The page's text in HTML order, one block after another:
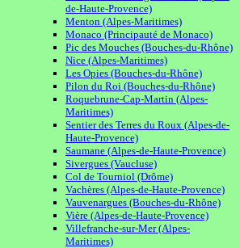
de-Haute-Provence)
Menton (Alpes-Maritimes)
Monaco (Principauté de Monaco)
Pic des Mouches (Bouches-du-Rhône)
Nice (Alpes-Maritimes)
Les Opies (Bouches-du-Rhône)
Pilon du Roi (Bouches-du-Rhône)
Roquebrune-Cap-Martin (Alpes-
Maritimes)
Sentier des Terres du Roux (Alpes-de-
Haute-Provence)
Saumane (Alpes-de-Haute-Provence)
Sivergues (Vaucluse)
Col de Tourniol (Drôme)
Vachères (Alpes-de-Haute-Provence)
Vauvenargues (Bouches-du-Rhône)
Vière (Alpes-de-Haute-Provence)
Villefranche-sur-Mer (Alpes-
Maritimes)